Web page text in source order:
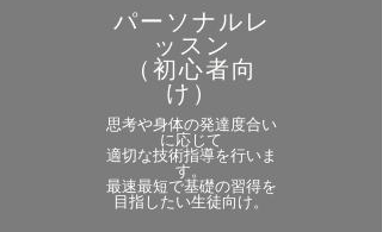
パーソナルレ
ッスン
​（初心者向
け）
思考や身体の発達度合い
に応じて
適切な技術指導を行いま
す。
最速最短で基礎の習得を
目指したい生徒向け。